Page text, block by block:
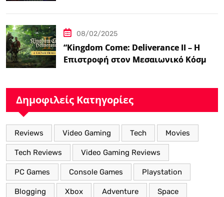
08/02/2025
“Kingdom Come: Deliverance II – Η
Επιστροφή στον Μεσαιωνικό Κόσμο
Δημοφιλείς Κατηγορίες
Reviews Video Gaming Tech Movies
Tech Reviews Video Gaming Reviews
PC Games Console Games Playstation
Blogging Xbox Adventure Space